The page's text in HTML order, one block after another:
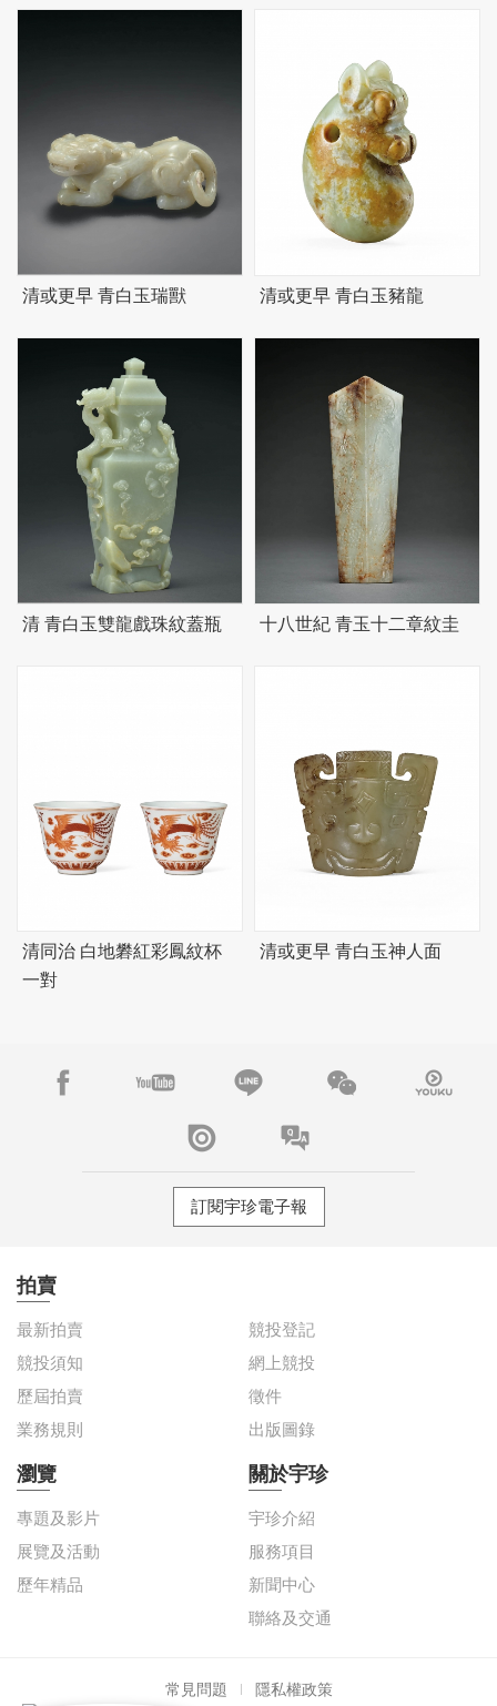
清或更早 青白玉瑞獸 清或更早 青白玉豬龍
清 青白玉雙龍戲珠紋蓋瓶 十八世紀 青玉十二章紋圭
清同治 白地礬紅彩鳳紋杯
一對
清或更早 青白玉神人面
訂閱宇珍電子報
拍賣
最新拍賣
競投登記
競投須知
網上競投
歷屆拍賣
徵件
業務規則
出版圖錄
瀏覽
專題及影片
展覽及活動
歷年精品
關於宇珍
宇珍介紹
服務項目
新聞中心
聯絡及交通
常見問題 隱私權政策